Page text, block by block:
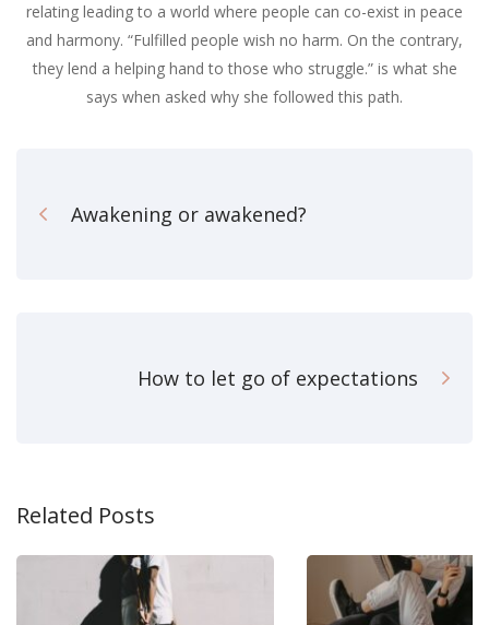
relating leading to a world where people can co-exist in peace
and harmony. “Fulfilled people wish no harm. On the contrary,
they lend a helping hand to those who struggle.” is what she
says when asked why she followed this path.
Awakening or awakened?
How to let go of expectations
Related Posts